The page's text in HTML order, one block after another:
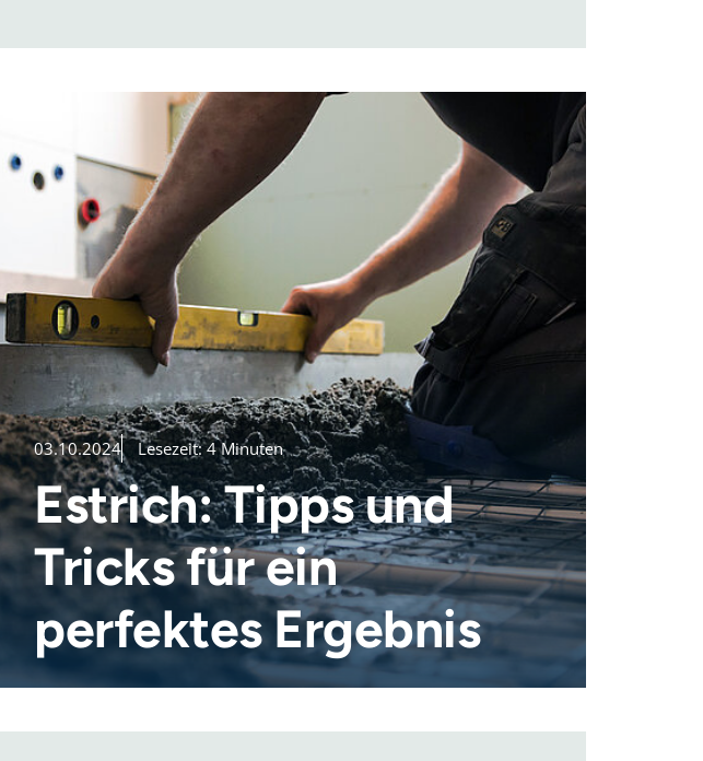
03.10.2024 Lesezeit: 4 Minuten
Estrich: Tipps und
Tricks für ein
perfektes Ergebnis